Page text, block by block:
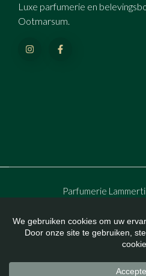
Luxe parfumerie en
Ootmarsum.
Parfumerie